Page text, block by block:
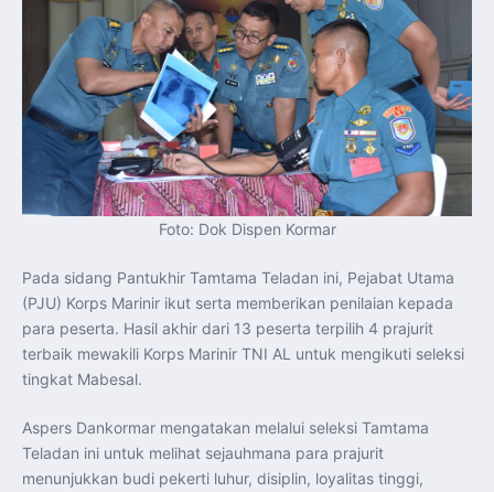
Foto: Dok Dispen Kormar
Pada sidang Pantukhir Tamtama Teladan ini, Pejabat Utama
(PJU) Korps Marinir ikut serta memberikan penilaian kepada
para peserta. Hasil akhir dari 13 peserta terpilih 4 prajurit
terbaik mewakili Korps Marinir TNI AL untuk mengikuti seleksi
tingkat Mabesal.
Aspers Dankormar mengatakan melalui seleksi Tamtama
Teladan ini untuk melihat sejauhmana para prajurit
menunjukkan budi pekerti luhur, disiplin, loyalitas tinggi,